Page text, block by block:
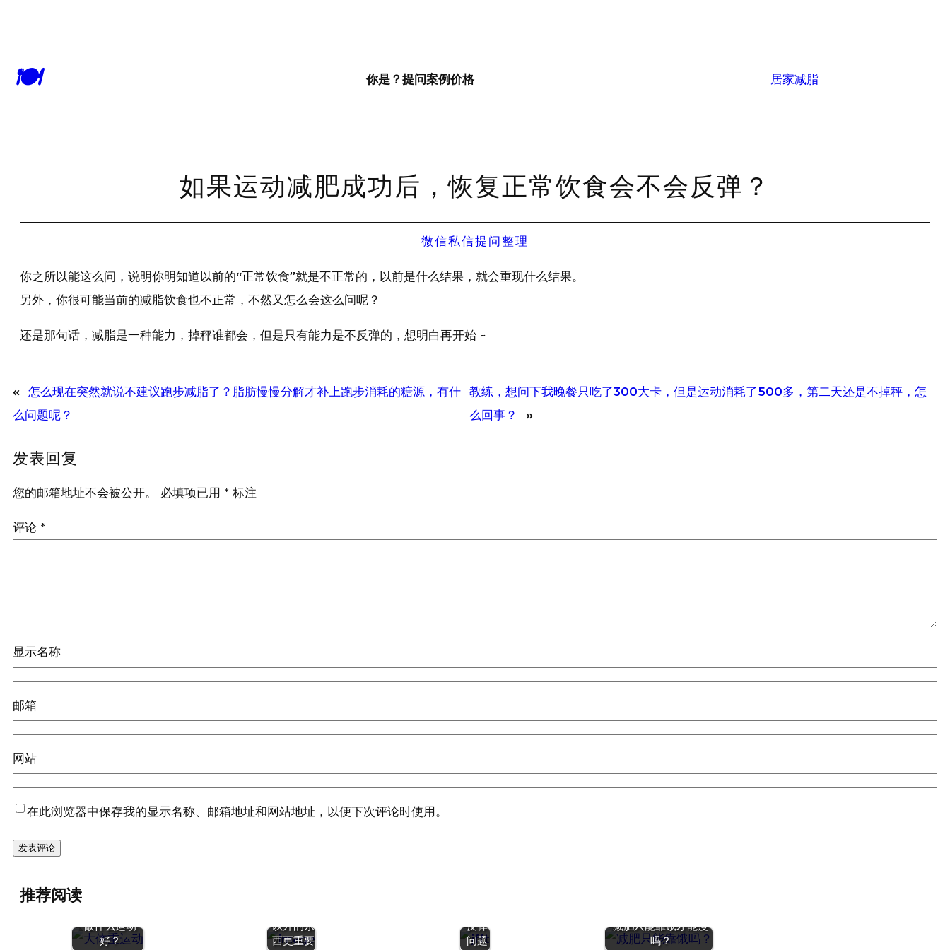
🍽 你是？ 提问案例价格 居家减脂
如果运动减肥成功后，恢复正常饮食会不会反弹？
微信私信提问整理
你之所以能这么问，说明你明知道以前的“正常饮食”就是不正常的，以前是什么结果，就会重现什么结果。
另外，你很可能当前的减脂饮食也不正常，不然又怎么会这么问呢？
还是那句话，减脂是一种能力，掉秤谁都会，但是只有能力是不反弹的，想明白再开始 ~
«
怎么现在突然就说不建议跑步减脂了？脂肪慢慢分解才补上跑步消耗的糖源，有什
么问题呢？
教练，想问下我晚餐只吃了300大卡，但是运动消耗了500多，第二天还是不掉秤，怎
么回事？
»
发表回复
您的邮箱地址不会被公开。 必填项已用 * 标注
评论 *
显示名称
邮箱
网站
在此浏览器中保存我的显示名称、邮箱地址和网站地址，以便下次评论时使用。
推荐阅读
做什么运动
好？
以外的东
西更重要
反弹
问题
减肥只能靠饿才能瘦
吗？